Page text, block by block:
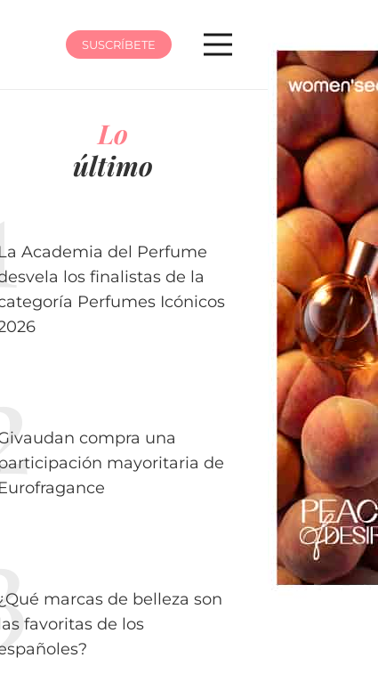
SUSCRÍBETE
Lo
último
La Academia del Perfume
los finalistas de la
Perfumes Icónicos
compra una
mayoritaria de
Eurofragance
marcas de belleza son
favoritas de los